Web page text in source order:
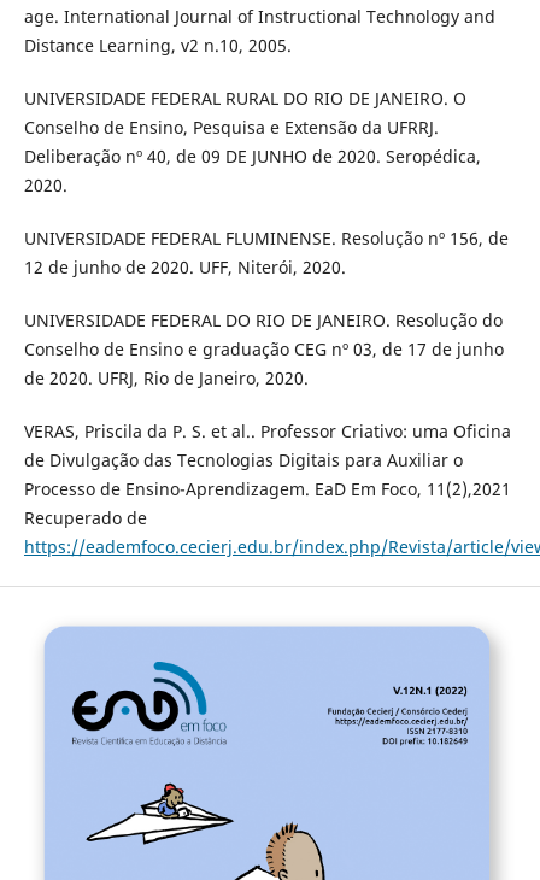
age. International Journal of Instructional Technology and
Distance Learning, v2 n.10, 2005.
UNIVERSIDADE FEDERAL RURAL DO RIO DE JANEIRO. O
Conselho de Ensino, Pesquisa e Extensão da UFRRJ.
Deliberação nº 40, de 09 DE JUNHO de 2020. Seropédica,
2020.
UNIVERSIDADE FEDERAL FLUMINENSE. Resolução nº 156, de
12 de junho de 2020. UFF, Niterói, 2020.
UNIVERSIDADE FEDERAL DO RIO DE JANEIRO. Resolução do
Conselho de Ensino e graduação CEG nº 03, de 17 de junho
de 2020. UFRJ, Rio de Janeiro, 2020.
VERAS, Priscila da P. S. et al.. Professor Criativo: uma Oficina
de Divulgação das Tecnologias Digitais para Auxiliar o
Processo de Ensino-Aprendizagem. EaD Em Foco, 11(2),2021
Recuperado de
https://eademfoco.cecierj.edu.br/index.php/Revista/article/